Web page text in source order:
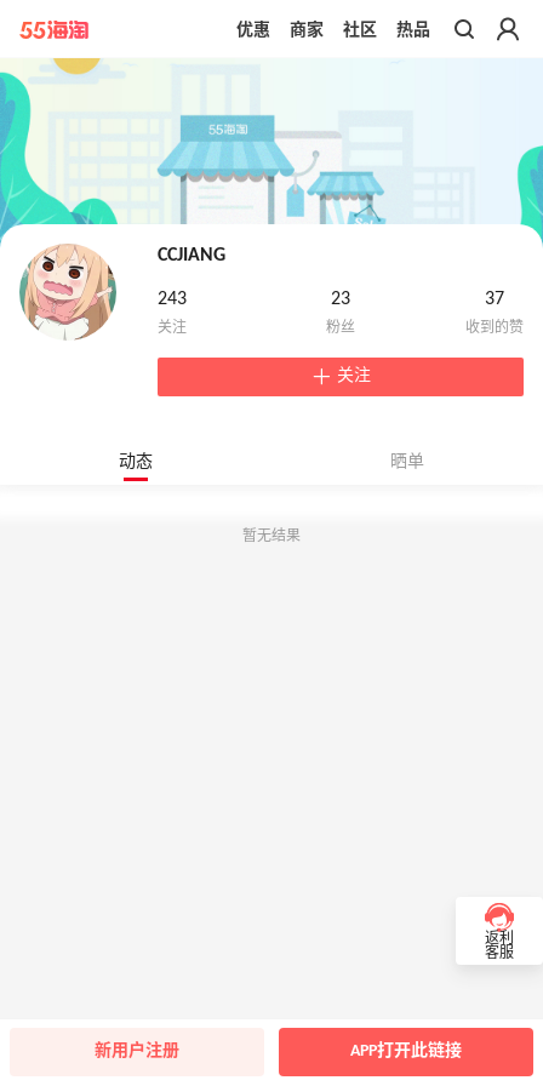
带你去官网买正品
优惠 商家 社区 热品
CCJIANG
243 23 37
关注
动态 晒单
暂无结果
返利
客服
新用户注册 APP打开此链接